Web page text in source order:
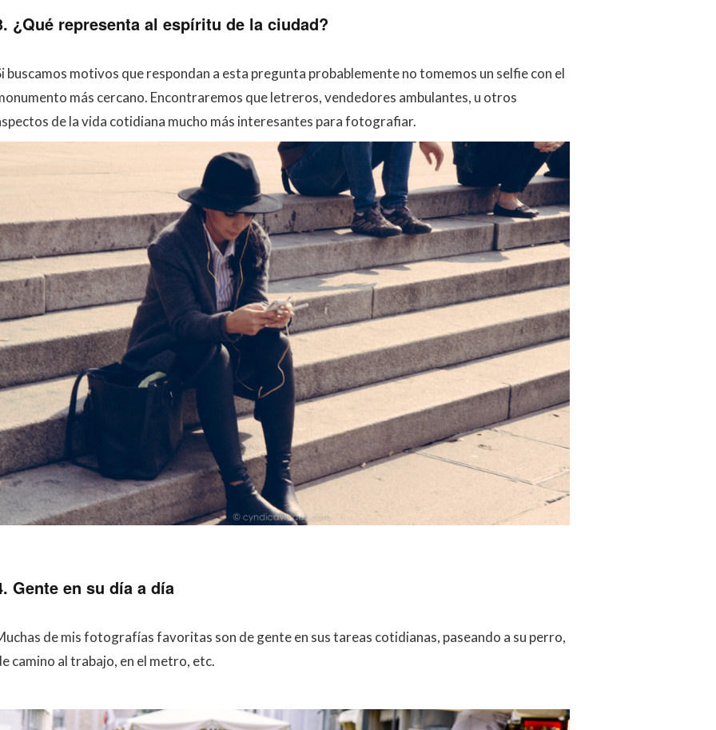
¿Qué representa al espíritu de la ciudad?
buscamos motivos que respondan a esta pregunta probablemente no tomemos un selfie con el
más cercano. Encontraremos que letreros, vendedores ambulantes, u otros
de la vida cotidiana mucho más interesantes para fotografiar.
Gente en su día a día
de mis fotografías favoritas son de gente en sus tareas cotidianas, paseando a su perro,
camino al trabajo, en el metro, etc.